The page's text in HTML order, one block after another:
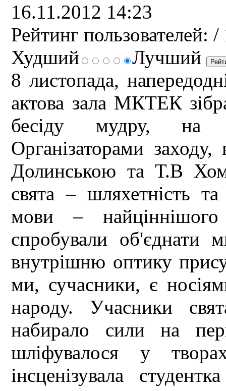
16.11.2012 14:23
Рейтинг пользователей: /
Худший
Лучший
8 листопада,
актова зала МКТЕК
бесіду мудру, на
Організаторами
Долинською та Т.В
свята – шляхетність
мови – найціннішого
спробували об'єднати
внутрішню оптику
ми, сучасники, є
народу. Учасники
набирало сили на
шліфувалося у
інсценізувала